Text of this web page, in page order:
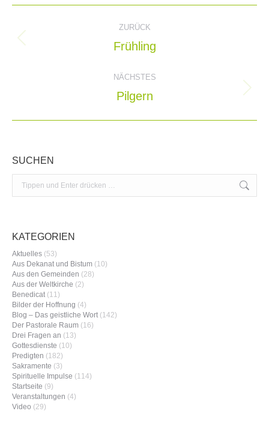
Kommentarnavigation
ZURÜCK
Vorheriger
Frühling
NÄCHSTES
Nächster
Pilgern
SUCHEN
KATEGORIEN
Aktuelles (53)
Aus Dekanat und Bistum (10)
Aus den Gemeinden (28)
Aus der Weltkirche (2)
Benedicat(11)
Bilder der Hoffnung (4)
Blog – Das geistliche Wort(142)
Der Pastorale Raum (16)
Drei Fragen an (13)
Gottesdienste (10)
Predigten (182)
Sakramente (3)
Spirituelle Impulse (114)
Startseite (9)
Veranstaltungen (4)
Video (29)